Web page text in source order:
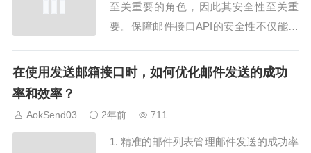
至关重要的角色，因此其安全性至关重
要。保障邮件接口API的安全性不仅能够
意攻击者利用漏洞对系统进行攻击。本文
密钥认证采用API密钥认证机制，确保只
有具...
在使用发送邮箱接口时，如何优化邮件发送的成功
率和效率？
AokSend03 2年前 711
1. 精准的邮件列表管理邮件发送的成功率